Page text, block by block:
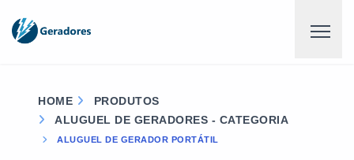
HOME
PRODUTOS
ALUGUEL DE GERADORES - CATEGORIA
ALUGUEL DE GERADOR PORTÁTIL